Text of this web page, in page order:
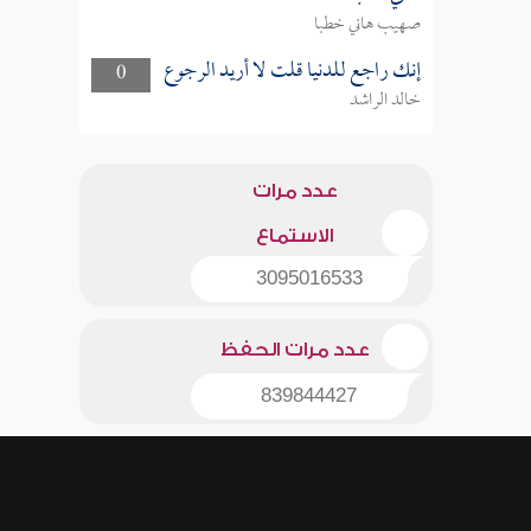
صهيب هاني خطبا
0
إنك راجع للدنيا قلت لا أريد الرجوع
خالد الراشد
عدد مرات
الاستماع
3095016533
عدد مرات الحفظ
839844427